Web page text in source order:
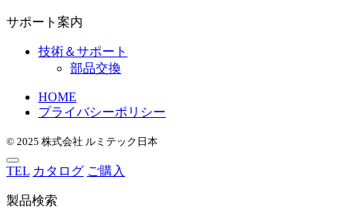
サポート案内
技術＆サポート
部品交換
HOME
プライバシーポリシー
© 2025 株式会社 ルミテック日本
TEL カタログ ご購入
製品検索